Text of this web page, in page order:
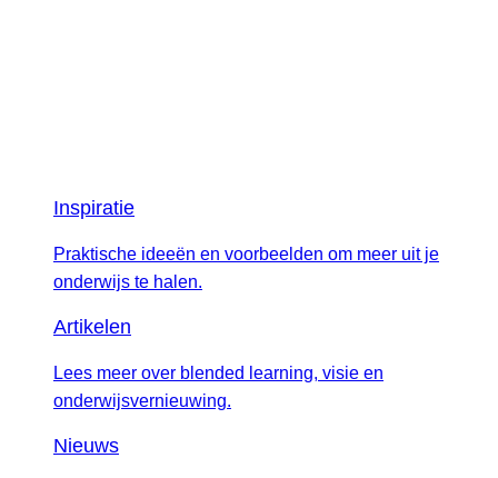
Inspiratie
Praktische ideeën en voorbeelden om meer uit je
onderwijs te halen.
Artikelen
Lees meer over blended learning, visie en
onderwijsvernieuwing.
Nieuws